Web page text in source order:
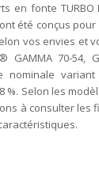
en fonte
été conçus
vos envies et
GAMMA 70-54,
nominale
%. Selon les
à consulter